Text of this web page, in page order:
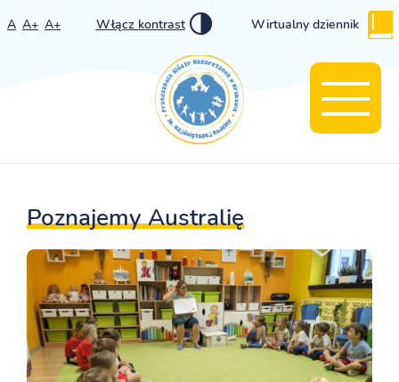
A A+ A+ Włącz kontrast Wirtualny dziennik
Poznajemy Australię